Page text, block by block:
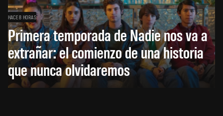
HACE 8 HORAS
Primera temporada de Nadie nos va a
extrañar: el comienzo de una historia
que nunca olvidaremos